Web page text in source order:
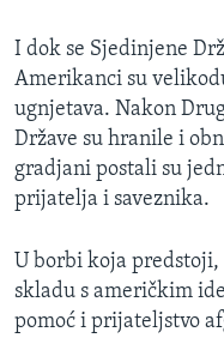
I dok se Sjedinjene
Amerikanci su
ugnjetava. Nakon
Države su hranile i
gradjani postali su
prijatelja i saveznika.
U borbi koja
skladu s američkim
pomoć i prijateljstvo